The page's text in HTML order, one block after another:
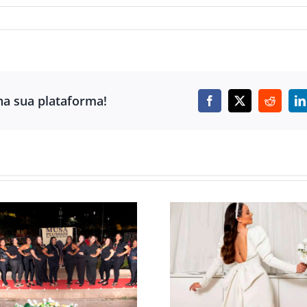
sua plataforma! Facebook
X Reddit
VESTIDO DE NOIVA
MINI É TENDÊNCIA
A MODA
ESCRITÓRIO
ESTILO